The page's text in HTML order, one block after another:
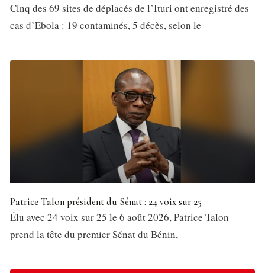
Cinq des 69 sites de déplacés de l’Ituri ont enregistré des
cas d’Ebola : 19 contaminés, 5 décès, selon le
Patrice Talon président du Sénat : 24 voix sur 25
Élu avec 24 voix sur 25 le 6 août 2026, Patrice Talon
prend la tête du premier Sénat du Bénin,